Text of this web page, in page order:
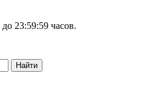
23:59:59 часов.